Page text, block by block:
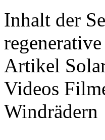
Inhalt der
Artikel
Videos
Windrädern